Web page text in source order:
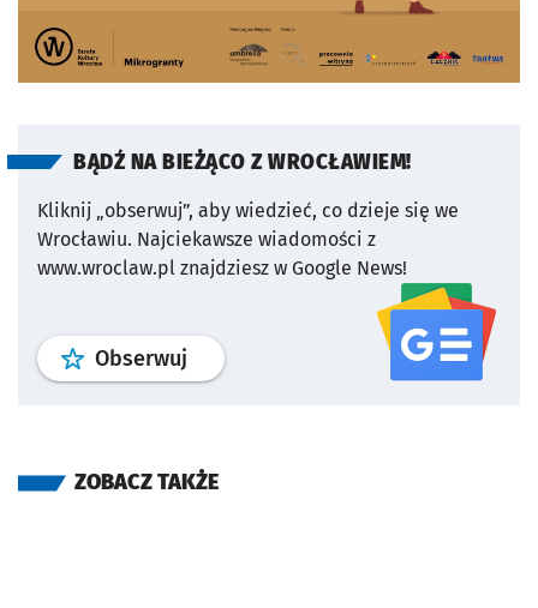
BĄDŹ NA BIEŻĄCO Z WROCŁAWIEM!
Kliknij „obserwuj”, aby wiedzieć, co dzieje się we
Wrocławiu. Najciekawsze wiadomości z
www.wroclaw.pl znajdziesz w Google News!
Obserwuj profil serwisu
ZOBACZ TAKŻE